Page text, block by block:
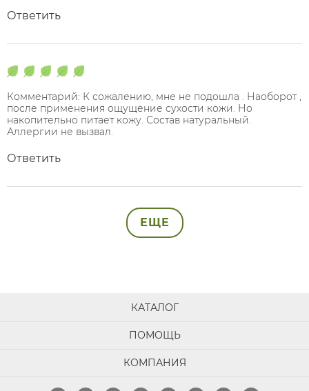
Ответить
Комментарий: К сожалению, мне не подошла . Наоборот ,
после применения ощущение сухости кожи. Но
накопительно питает кожу. Состав натуральный.
Аллергии не вызвал.
Ответить
ЕЩЕ
КАТАЛОГ
ПОМОЩЬ
КОМПАНИЯ